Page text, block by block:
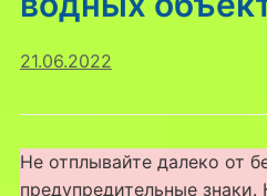
21.06.2022
Не отплывайте далеко от
предупредительные знаки.